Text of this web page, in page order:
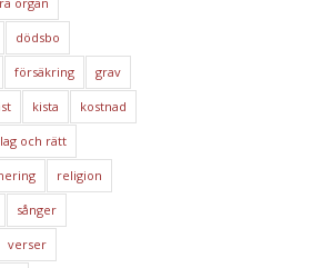
dödsbo
försäkring grav
kista kostnad
lag och rätt
religion
sånger
verser